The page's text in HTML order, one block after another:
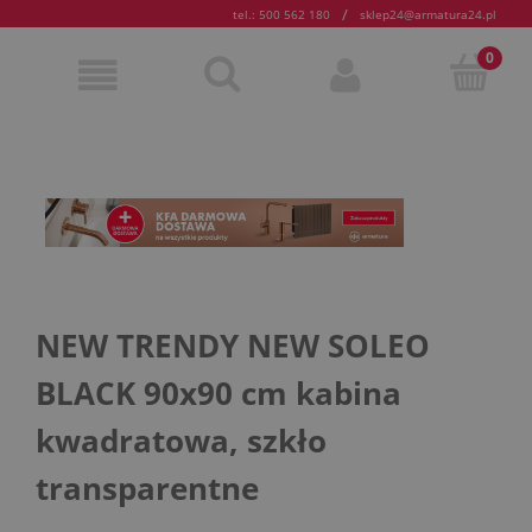
tel.: 500 562 180 / sklep24@armatura24.pl
NEW TRENDY NEW SOLEO
BLACK 90x90 cm kabina
kwadratowa, szkło
transparentne